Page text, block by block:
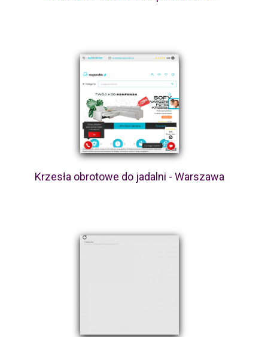
Krzesła obrotowe do jadalni - Warszawa